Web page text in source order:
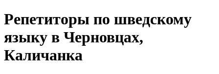
Репетиторы по шведскому
языку в Черновцах,
Каличанка